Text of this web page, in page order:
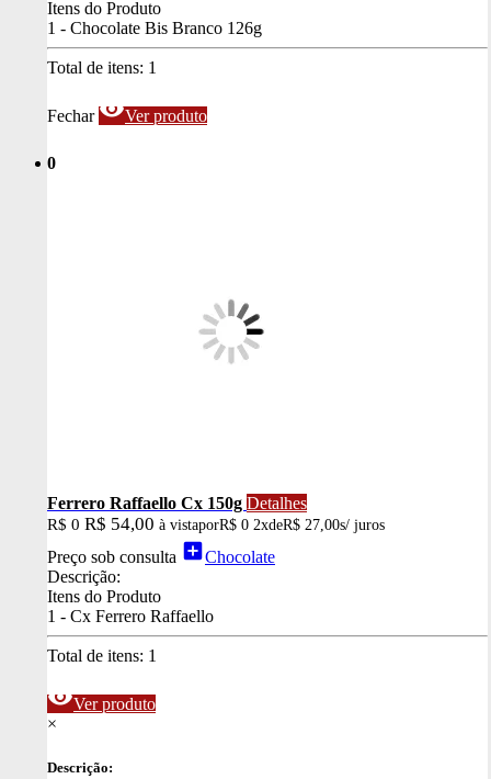
Itens do Produto
1 - Chocolate Bis Branco 126g
Total de itens: 1
Fechar visibilityVer produto
0
Ferrero Raffaello Cx 150g Detalhes
R$ 0 R$ 54,00 à vistaporR$ 0 2xdeR$ 27,00s/ juros
Preço sob consulta add_boxChocolate
Descrição:
Itens do Produto
1 - Cx Ferrero Raffaello
Total de itens: 1
visibilityVer produto
×
Descrição: